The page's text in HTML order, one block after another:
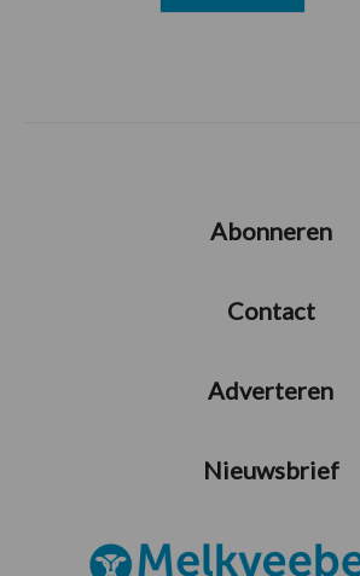
Abonneren
Contact
Adverteren
Nieuwsbrief